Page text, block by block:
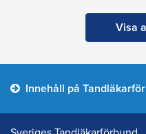
Visa
Innehåll på